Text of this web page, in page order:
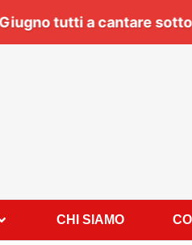
D'Alessio a Napoli:Il06
CHI SIAMO